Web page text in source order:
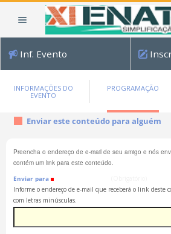
Inf. Evento
INFORMAÇÕES DO
EVENTO
PROGRAMAÇÃO
Enviar este conteúdo para alguém
Preencha o endereço de e-mail de seu amigo e nós
contém um link para este conteúdo.
Enviar para
Informe o endereço de e-mail que receberá o link deste
com letras minúsculas.